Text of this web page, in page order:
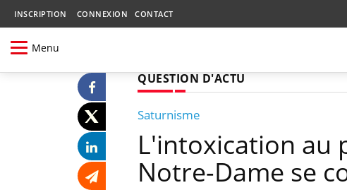
INSCRIPTION CONNEXION CONTACT
Menu
QUESTION D'ACTU
Saturnisme
L'intoxication au
Notre-Dame se